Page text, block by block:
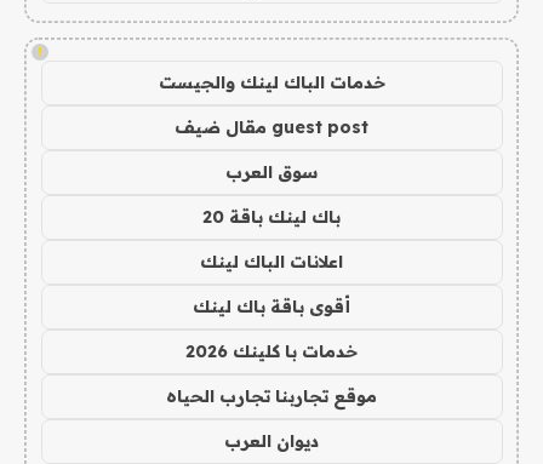
!
خدمات الباك لينك والجيست
guest post مقال ضيف
سوق العرب
باك لينك باقة 20
اعلانات الباك لينك
أقوى باقة باك لينك
خدمات با كلينك 2026
موقع تجاربنا تجارب الحياه
ديوان العرب